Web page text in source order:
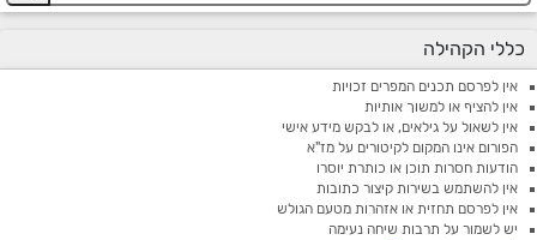
כללי הקהילה
אין לפרסם תכנים המפרים זכויות
אין להציף או למשוך אותיות
אין לשאול על גילאים, או לבקש מידע אישי
הפורום אינו המקום לקיטורים על מז"א
הודעות חסרות תוכן או כותרת יוסרו
אין להשתמש בשירות קיצור כתובות
אין לפרסם תחזית או אזהרות מטעם הגולש
יש לשמור על תרבות שיחה נעימה